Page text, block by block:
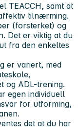
TEACCH, samt at
tilnærming.
(forsterket) og
Det er viktig at du
fra den enkeltes
er variert, med
og ADL-trening.
egen individuell
for utforming,
det at du har